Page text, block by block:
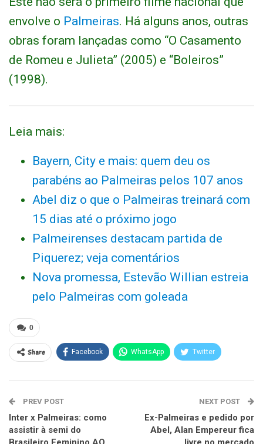
envolve o Palmeiras. Há alguns anos, outras
obras foram lançadas como “O Casamento
de Romeu e Julieta” (2005) e “Boleiros”
(1998).
Leia mais:
Bayern, City e mais: quem deu os
parabéns ao Palmeiras pelos 107 anos
Abel diz o que o Palmeiras treinará com
15 dias até o próximo jogo
Palmeirenses destacam partida de
Piquerez; veja comentários
Nova promessa, Estevão Willian estreia
pelo Palmeiras com goleada
0
Share Facebook WhatsApp Twitter
PREV POST
Inter x Palmeiras: como
assistir à semi do
NEXT POST
Ex-Palmeiras e pedido por
Abel, Alan Empereur fica